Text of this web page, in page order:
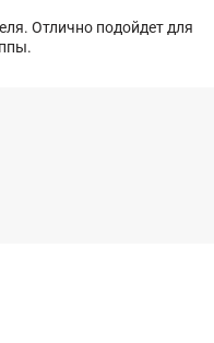
Отлично подойдет для